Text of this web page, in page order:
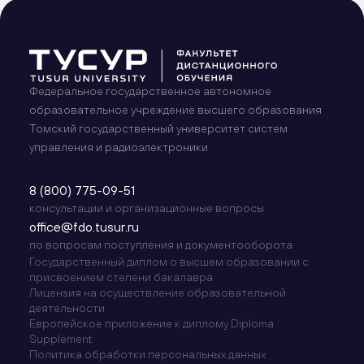
Федеральное государственное автономное
образовательное учреждение высшего образования
Томский государственный университет систем
управления и радиоэлектроники
8 (800) 775-09-51
консультации и организационные вопросы
office@fdo.tusur.ru
по вопросам поступления и документооборота
Государственный диплом о высшем образовании с
присвоением степени бакалавра
Лицензия на осуществление образовательной
деятельности
Европейское приложение к диплому Diploma
Supplement
Политика обработки персональных данных